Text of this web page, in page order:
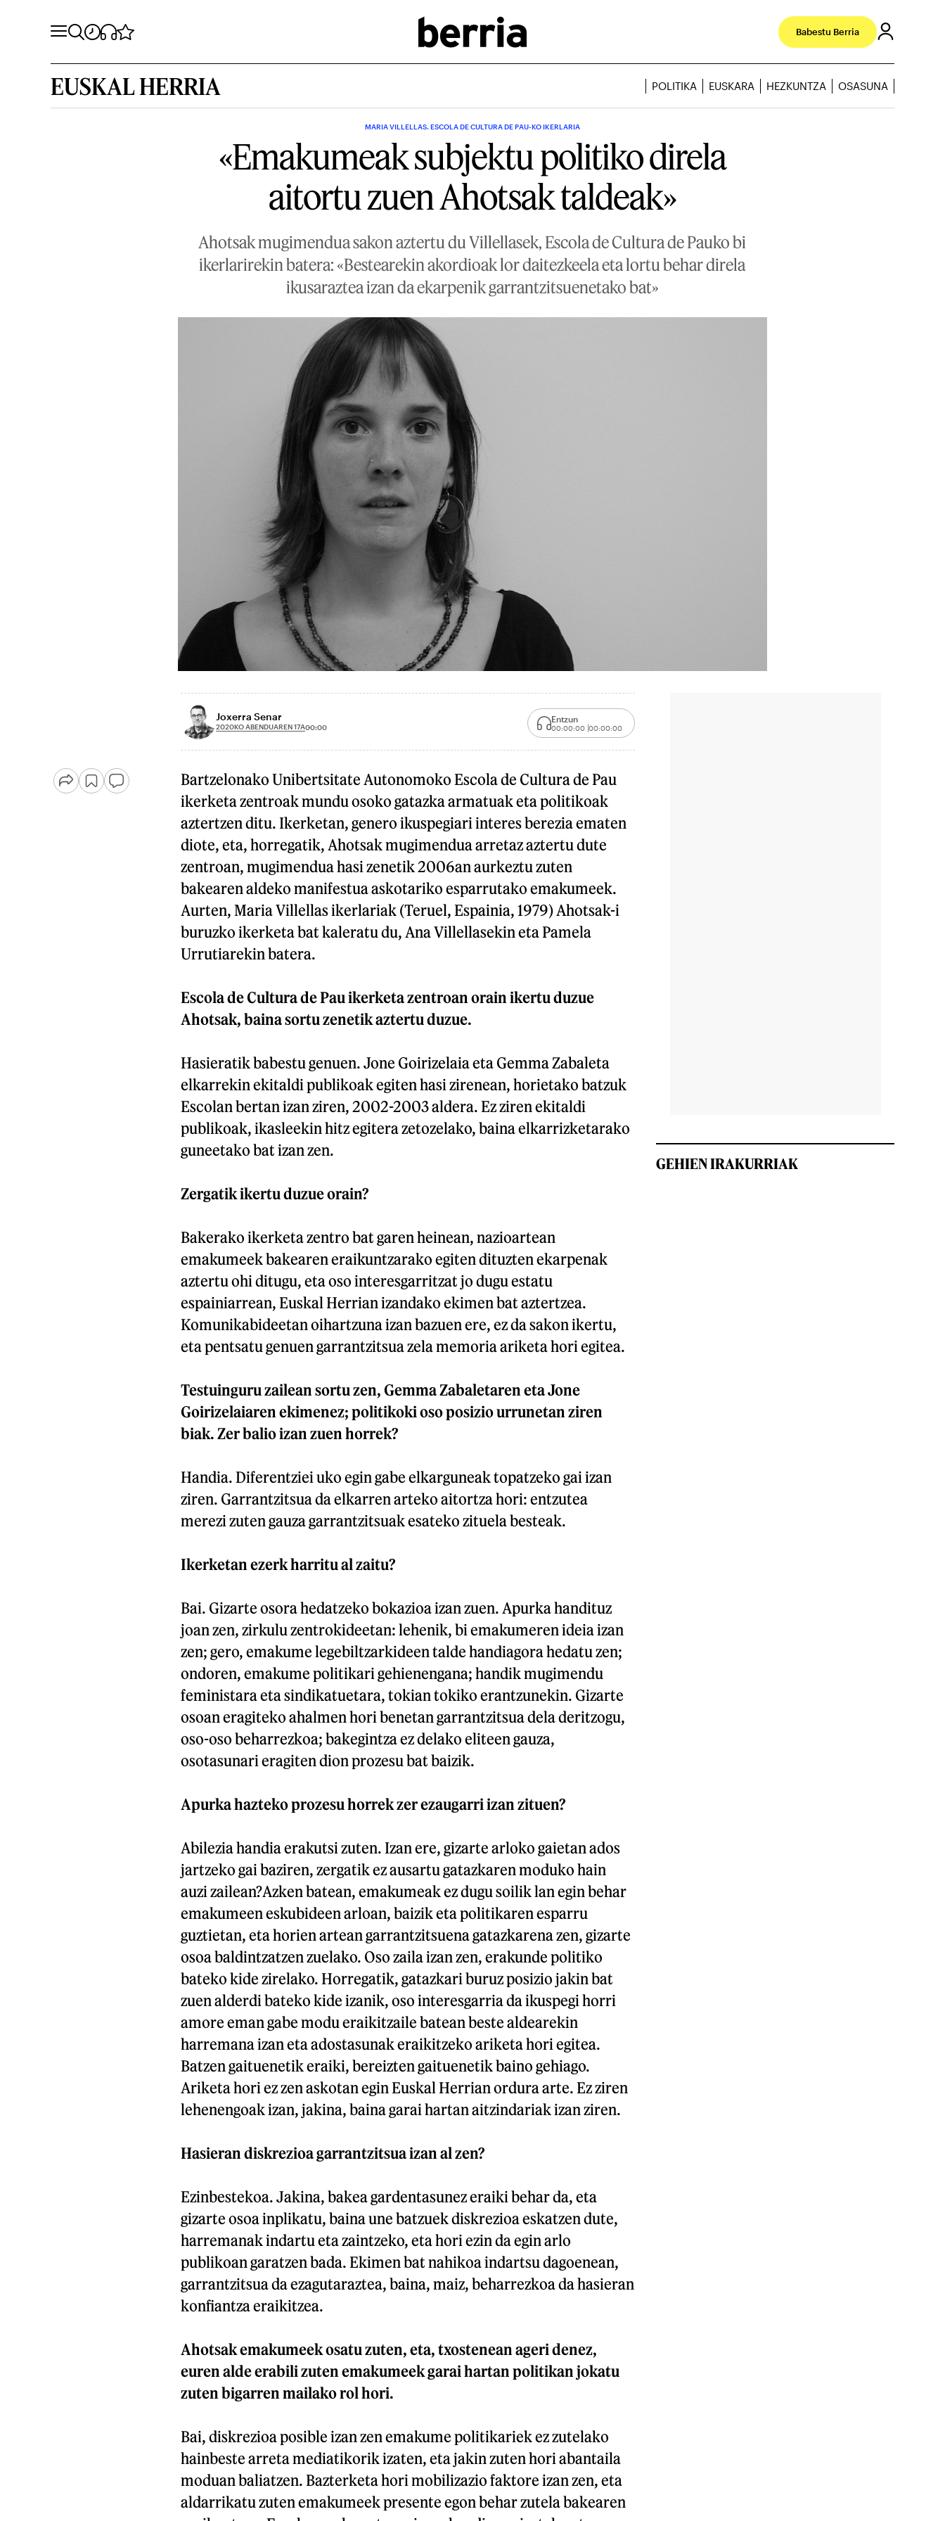
Babestu Berria
EUSKAL HERRIA POLITIKA EUSKARA HEZKUNTZA OSASUNA
MARIA VILLELLAS. ESCOLA DE CULTURA DE PAU-KO IKERLARIA
«Emakumeak subjektu politiko direla
aitortu zuen Ahotsak taldeak»
Ahotsak mugimendua sakon aztertu du Villellasek, Escola de Cultura de Pauko bi
ikerlarirekin batera: «Bestearekin akordioak lor daitezkeela eta lortu behar direla
ikusaraztea izan da ekarpenik garrantzitsuenetako bat»
Joxerra Senar
2020KO ABENDUAREN 17A00:00
Entzun
00:00:00 00:00:00
Bartzelonako Unibertsitate Autonomoko Escola de Cultura de Pau
ikerketa zentroak mundu osoko gatazka armatuak eta politikoak
aztertzen ditu. Ikerketan, genero ikuspegiari interes berezia ematen
diote, eta, horregatik, Ahotsak mugimendua arretaz aztertu dute
zentroan, mugimendua hasi zenetik 2006an aurkeztu zuten
bakearen aldeko manifestua askotariko esparrutako emakumeek.
Aurten, Maria Villellas ikerlariak (Teruel, Espainia, 1979) Ahotsak-i
buruzko ikerketa bat kaleratu du, Ana Villellasekin eta Pamela
Urrutiarekin batera.
Escola de Cultura de Pau ikerketa zentroan orain ikertu duzue
Ahotsak, baina sortu zenetik aztertu duzue.
Hasieratik babestu genuen. Jone Goirizelaia eta Gemma Zabaleta
elkarrekin ekitaldi publikoak egiten hasi zirenean, horietako batzuk
Escolan bertan izan ziren, 2002-2003 aldera. Ez ziren ekitaldi
publikoak, ikasleekin hitz egitera zetozelako, baina elkarrizketarako
guneetako bat izan zen.
Zergatik ikertu duzue orain?
Bakerako ikerketa zentro bat garen heinean, nazioartean
emakumeek bakearen eraikuntzarako egiten dituzten ekarpenak
aztertu ohi ditugu, eta oso interesgarritzat jo dugu estatu
espainiarrean, Euskal Herrian izandako ekimen bat aztertzea.
Komunikabideetan oihartzuna izan bazuen ere, ez da sakon ikertu,
eta pentsatu genuen garrantzitsua zela memoria ariketa hori egitea.
Testuinguru zailean sortu zen, Gemma Zabaletaren eta Jone
Goirizelaiaren ekimenez; politikoki oso posizio urrunetan ziren
biak. Zer balio izan zuen horrek?
Handia. Diferentziei uko egin gabe elkarguneak topatzeko gai izan
ziren. Garrantzitsua da elkarren arteko aitortza hori: entzutea
merezi zuten gauza garrantzitsuak esateko zituela besteak.
Ikerketan ezerk harritu al zaitu?
Bai. Gizarte osora hedatzeko bokazioa izan zuen. Apurka handituz
joan zen, zirkulu zentrokideetan: lehenik, bi emakumeren ideia izan
zen; gero, emakume legebiltzarkideen talde handiagora hedatu zen;
ondoren, emakume politikari gehienengana; handik mugimendu
feministara eta sindikatuetara, tokian tokiko erantzunekin. Gizarte
osoan eragiteko ahalmen hori benetan garrantzitsua dela deritzogu,
oso-oso beharrezkoa; bakegintza ez delako eliteen gauza,
osotasunari eragiten dion prozesu bat baizik.
Apurka hazteko prozesu horrek zer ezaugarri izan zituen?
Abilezia handia erakutsi zuten. Izan ere, gizarte arloko gaietan ados
jartzeko gai baziren, zergatik ez ausartu gatazkaren moduko hain
auzi zailean?Azken batean, emakumeak ez dugu soilik lan egin behar
emakumeen eskubideen arloan, baizik eta politikaren esparru
guztietan, eta horien artean garrantzitsuena gatazkarena zen, gizarte
osoa baldintzatzen zuelako. Oso zaila izan zen, erakunde politiko
bateko kide zirelako. Horregatik, gatazkari buruz posizio jakin bat
zuen alderdi bateko kide izanik, oso interesgarria da ikuspegi horri
amore eman gabe modu eraikitzaile batean beste aldearekin
harremana izan eta adostasunak eraikitzeko ariketa hori egitea.
Batzen gaituenetik eraiki, bereizten gaituenetik baino gehiago.
Ariketa hori ez zen askotan egin Euskal Herrian ordura arte. Ez ziren
lehenengoak izan, jakina, baina garai hartan aitzindariak izan ziren.
Hasieran diskrezioa garrantzitsua izan al zen?
Ezinbestekoa. Jakina, bakea gardentasunez eraiki behar da, eta
gizarte osoa inplikatu, baina une batzuek diskrezioa eskatzen dute,
harremanak indartu eta zaintzeko, eta hori ezin da egin arlo
publikoan garatzen bada. Ekimen bat nahikoa indartsu dagoenean,
garrantzitsua da ezagutaraztea, baina, maiz, beharrezkoa da hasieran
konfiantza eraikitzea.
Ahotsak emakumeek osatu zuten, eta, txostenean ageri denez,
euren alde erabili zuten emakumeek garai hartan politikan jokatu
zuten bigarren mailako rol hori.
Bai, diskrezioa posible izan zen emakume politikariek ez zutelako
hainbeste arreta mediatikorik izaten, eta jakin zuten hori abantaila
moduan baliatzen. Bazterketa hori mobilizazio faktore izan zen, eta
aldarrikatu zuten emakumeek presente egon behar zutela bakearen
GEHIEN IRAKURRIAK